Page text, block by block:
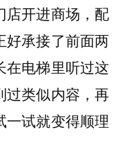
店开进商场，配
好承接了前面两
在电梯里听过这
过类似内容，再
试就变得顺理